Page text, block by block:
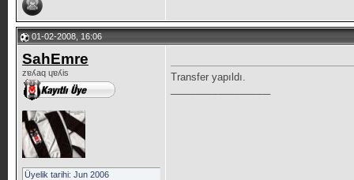
01-02-2008, 16:06
SahEmre
zɐʎaq ɥɐʎis
Üyelik tarihi: Jun 2006
Transfer yapıldı.